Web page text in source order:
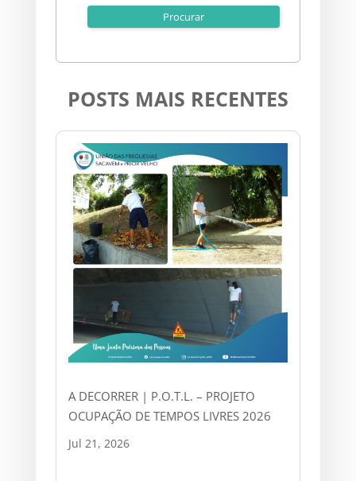
POSTS MAIS RECENTES
A DECORRER | P.O.T.L. – PROJETO
OCUPAÇÃO DE TEMPOS LIVRES 2026
Jul 21, 2026